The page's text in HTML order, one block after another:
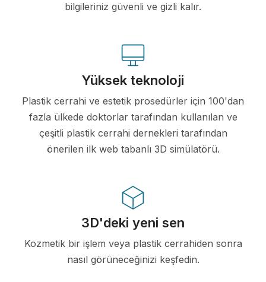
bilgileriniz güvenli ve gizli kalır.
Yüksek teknoloji
Plastik cerrahi ve estetik prosedürler için 100'dan
fazla ülkede doktorlar tarafından kullanılan ve
çeşitli plastik cerrahi dernekleri tarafından
önerilen ilk web tabanlı 3D simülatörü.
3D'deki yeni sen
Kozmetik bir işlem veya plastik cerrahiden sonra
nasıl görüneceğinizi keşfedin.